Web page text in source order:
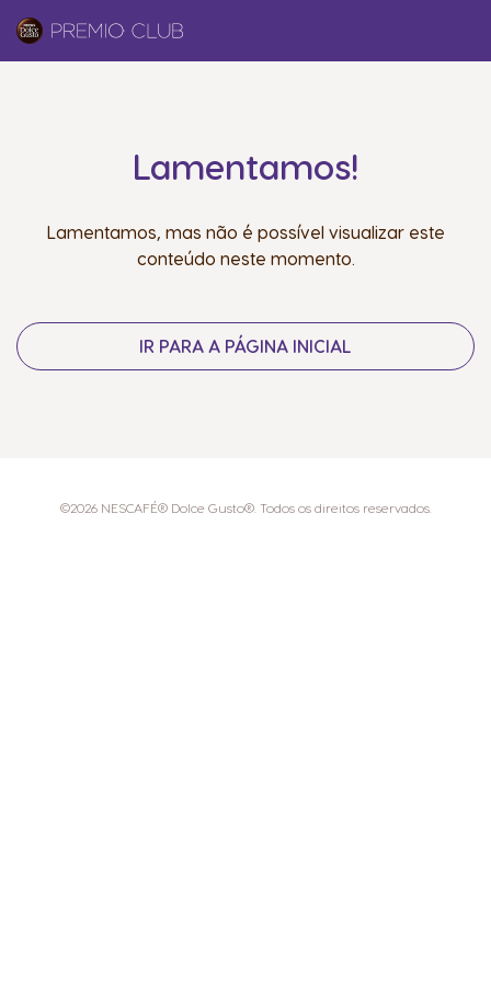
Lamentamos!
Lamentamos, mas não é possível visualizar este
conteúdo neste momento.
IR PARA A PÁGINA INICIAL
©2026 NESCAFÉ® Dolce Gusto®. Todos os direitos reservados.